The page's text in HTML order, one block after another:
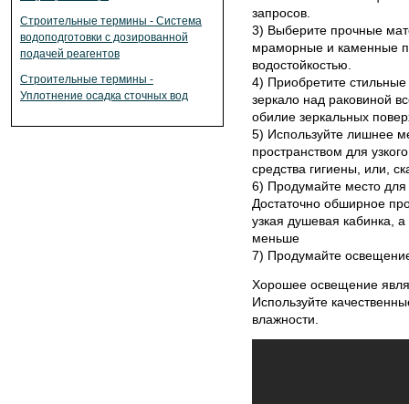
Строительные термины - Система
водоподготовки с дозированной
подачей реагентов
Строительные термины -
Уплотнение осадка сточных вод
запросов.
3) Выберите прочные
мраморные и каменные
водостойкостью.
4) Приобретите
зеркало над раковиной
обилие зеркальных
5) Используйте лишнее
пространством для
средства гигиены, или,
6) Продумайте место
Достаточно обширное
узкая душевая кабинка,
меньше
7) Продумайте
Хорошее освещение
Используйте
влажности.